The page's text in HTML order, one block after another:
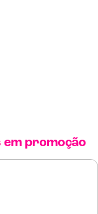
em promoção